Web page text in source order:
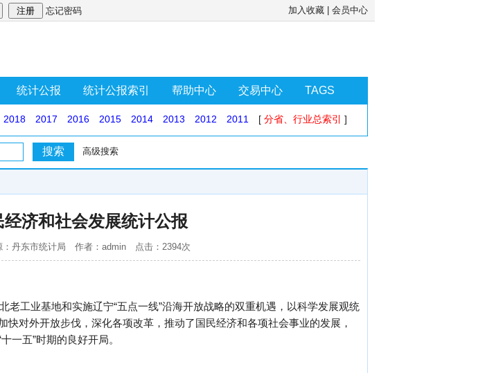
忘记密码 加入收藏 会员中心
统计公报 统计公报索引 帮助中心 交易中心 TAGS
2018 2017 2016 2015 2014 2013 2012 2011 [ 分省、行业总索引 ]
高级搜索
济和社会发展统计公报
：丹东市统计局 作者：admin 点击：2394次
工业基地和实施辽宁“五点一线”沿海开放战略的双重机遇，以科学发展观统
对外开放步伐，深化各项改革，推动了国民经济和各项社会事业的发展，
一五”时期的良好开局。